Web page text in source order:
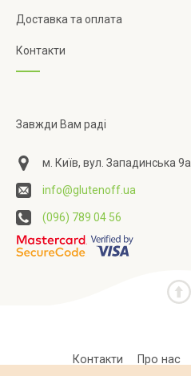
Доставка та оплата
Контакти
Завжди Вам раді
м. Київ, вул. Западинська 9а
info@glutenoff.ua
(096) 789 04 56
Контакти Про нас